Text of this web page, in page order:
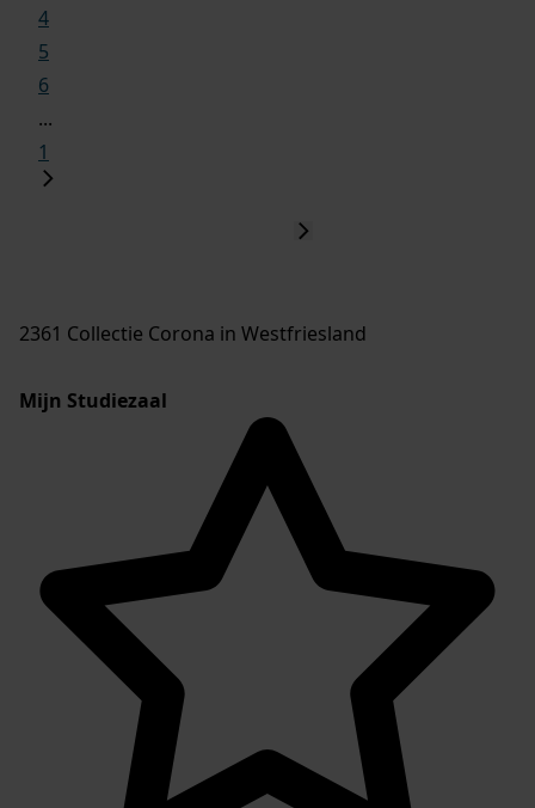
4
5
6
...
1
2361 Collectie Corona in Westfriesland
Mijn Studiezaal